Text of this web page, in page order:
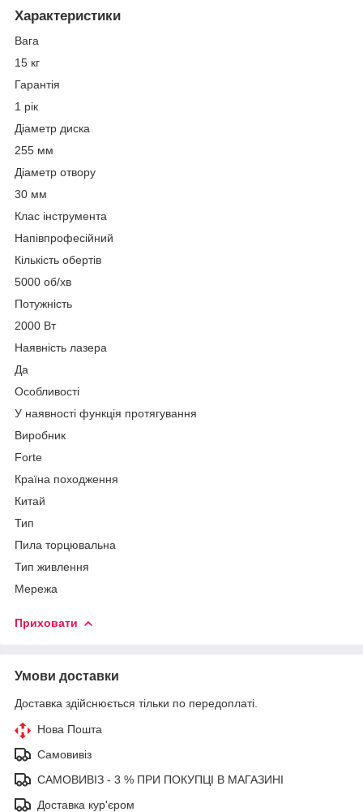
Характеристики
Вага
15 кг
Гарантія
1 рік
Діаметр диска
255 мм
Діаметр отвору
30 мм
Клас інструмента
Напівпрофесійний
Кількість обертів
5000 об/хв
Потужність
2000 Вт
Наявність лазера
Да
Особливості
У наявності функція протягування
Виробник
Forte
Країна походження
Китай
Тип
Пила торцювальна
Тип живлення
Мережа
Приховати
Умови доставки
Доставка здійснюється тільки по передоплаті.
Нова Пошта
Самовивіз
САМОВИВІЗ - 3 % ПРИ ПОКУПЦІ В МАГАЗИНІ
Доставка кур'єром